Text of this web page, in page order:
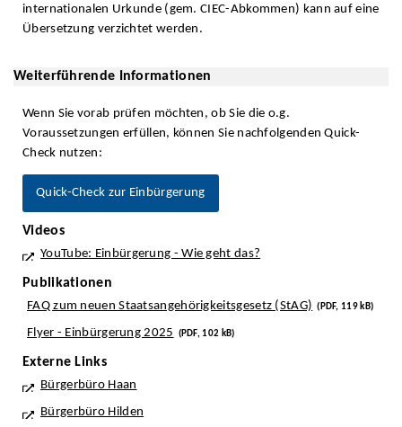
internationalen Urkunde (gem. CIEC-Abkommen) kann auf eine
Übersetzung verzichtet werden.
Weiterführende Informationen
Wenn Sie vorab prüfen möchten, ob Sie die o.g.
Voraussetzungen erfüllen, können Sie nachfolgenden Quick-
Check nutzen:
Quick-Check zur Einbürgerung
Videos
YouTube: Einbürgerung - Wie geht das?
Publikationen
FAQ zum neuen Staatsangehörigkeitsgesetz (StAG) (PDF, 119 kB)
Flyer - Einbürgerung 2025 (PDF, 102 kB)
Externe Links
Bürgerbüro Haan
Bürgerbüro Hilden